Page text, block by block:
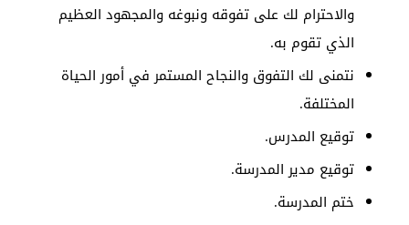
والاحترام لك على تفوقه ونبوغه والمجهود العظيم
الذي تقوم به.
نتمنى لك التفوق والنجاح المستمر في أمور الحياة
المختلفة.
توقيع المدرس.
توقيع مدير المدرسة.
ختم المدرسة.